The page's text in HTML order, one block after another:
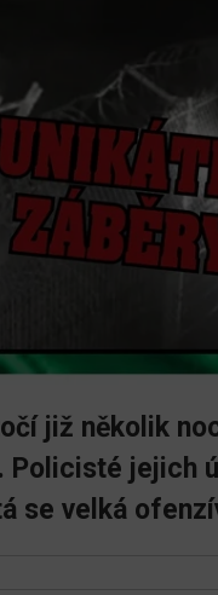
již několik
Policisté jejich
se velká